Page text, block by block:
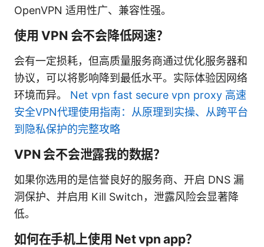
OpenVPN 适用性广、兼容性强。
使用 VPN 会不会降低网速？
会有一定损耗，但高质量服务商通过优化服务器和
协议，可以将影响降到最低水平。实际体验因网络
环境而异。 Net vpn fast secure vpn proxy 高速
安全VPN代理使用指南：从原理到实操、从跨平台
到隐私保护的完整攻略
VPN 会不会泄露我的数据？
如果你选用的是信誉良好的服务商、开启 DNS 漏
洞保护、并启用 Kill Switch，泄露风险会显著降
低。
如何在手机上使用 Net vpn app？